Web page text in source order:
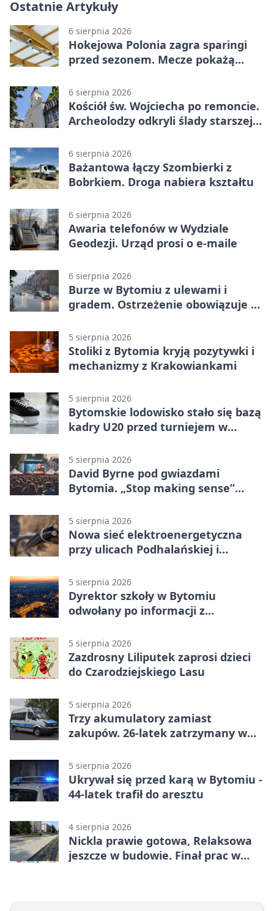
Ostatnie Artykuły
6 sierpnia 2026
Hokejowa Polonia zagra sparingi
przed sezonem. Mecze pokażą
6 sierpnia 2026
Kościół św. Wojciecha po remoncie.
Archeolodzy odkryli ślady starszej
6 sierpnia 2026
Bażantowa łączy Szombierki z
Bobrkiem. Droga nabiera kształtu
6 sierpnia 2026
Awaria telefonów w Wydziale
Geodezji. Urząd prosi o e-maile
6 sierpnia 2026
Burze w Bytomiu z ulewami i
gradem. Ostrzeżenie obowiązuje do
5 sierpnia 2026
Stoliki z Bytomia kryją pozytywki i
mechanizmy z Krakowiankami
5 sierpnia 2026
Bytomskie lodowisko stało się bazą
kadry U20 przed turniejem w
5 sierpnia 2026
David Byrne pod gwiazdami
Bytomia. „Stop making sense”
5 sierpnia 2026
Nowa sieć elektroenergetyczna
przy ulicach Podhalańskiej i
5 sierpnia 2026
Dyrektor szkoły w Bytomiu
odwołany po informacji z
5 sierpnia 2026
Zazdrosny Liliputek zaprosi dzieci
do Czarodziejskiego Lasu
5 sierpnia 2026
Trzy akumulatory zamiast
zakupów. 26-latek zatrzymany w
5 sierpnia 2026
Ukrywał się przed karą w Bytomiu -
44-latek trafił do aresztu
4 sierpnia 2026
Nickla prawie gotowa, Relaksowa
jeszcze w budowie. Finał prac w